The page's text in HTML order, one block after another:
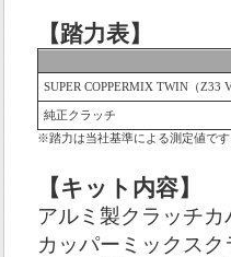
【踏力表】
SUPER COPPERMIX TWIN（Z33
純正クラッチ
※踏力は当社基準による測定値で
【キット内容】
アルミ製クラッチカ
カッパーミックス